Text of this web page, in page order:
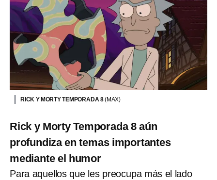
RICK Y MORTY TEMPORADA 8(MAX)
Rick y Morty Temporada 8 aún
profundiza en temas importantes
mediante el humor
Para aquellos que les preocupa más el lado